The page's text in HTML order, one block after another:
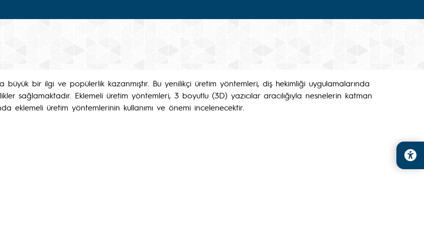
bir ilgi ve popülerlik kazanmıştır. Bu yenilikçi üretim yöntemleri, diş hekimliği uygulamalarında
sağlamaktadır. Eklemeli üretim yöntemleri, 3 boyutlu (3D) yazıcılar aracılığıyla nesnelerin katman
eklemeli üretim yöntemlerinin kullanımı ve önemi incelenecektir.